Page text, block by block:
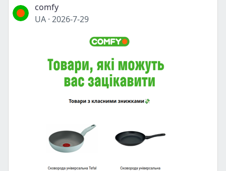
comfy
UA · 2026-7-29